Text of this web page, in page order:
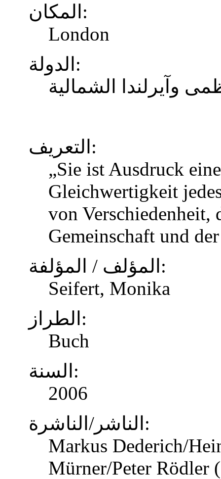
المكان:
London
الدولة:
وآيرلندا الشمالية
التعريف:
„Sie ist Ausdruck
Gleichwertigkeit
von Verschiedenheit,
Gemeinschaft und
المؤلف / المؤلفة:
Seifert, Monika
الطراز:
Buch
السنة:
2006
الناشر/الناشرة:
Markus Dederich/
Mürner/Peter Rödler